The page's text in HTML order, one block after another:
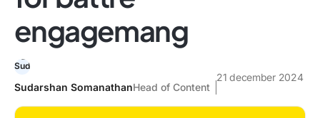
engagemang
Sudarshan SomanathanHead of Content
21 december 2024